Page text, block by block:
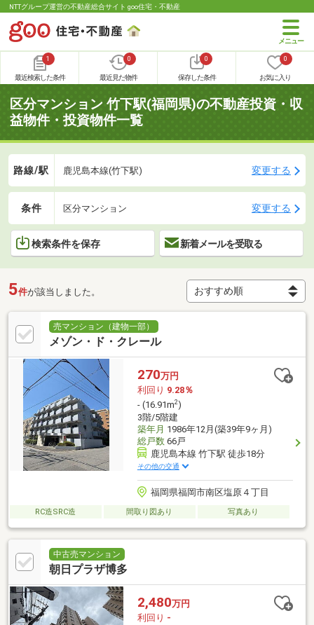
NTTグループ運営の不動産総合サイト goo住宅・不動産
1
最近検索した条件
0
最近見た物件
0
保存した条件
0
お気に入り
区分マンション 竹下駅(福岡県)の不動産投資・収
益物件・投資物件一覧
路線/駅 鹿児島本線(竹下駅) 変更する
条件 区分マンション 変更する
検索条件を保存 新着メールを受取る
5件が該当しました。
売マンション（建物一部）
メゾン・ド・クレール
270万円
利回り 9.28％
- (16.91m2)
3階/5階建
築年月 1986年12月(築39年9ヶ月)
総戸数66戸
鹿児島本線 竹下駅 徒歩18分
その他の交通
福岡県福岡市南区塩原４丁目
RC造SRC造 間取り図あり 写真あり
中古売マンション
朝日プラザ博多
2,480万円
利回り -